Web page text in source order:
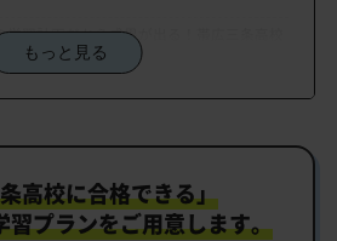
学習計画だから成果が出る！帯広三条高校
受験対策カリキュラム
っかり確認定着度テスト
習相談
合った「帯広三条高校対策のオーダ
ラム」だから成果が出る！
もっと見る
高校に合格できる」
習プランをご用意します。